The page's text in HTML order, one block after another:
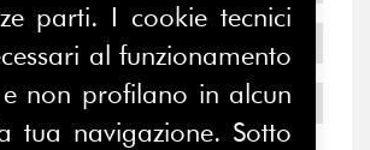
2005
2004
parti. I cookie tecnici
al funzionamento
non profilano in alcun
tua navigazione. Sotto